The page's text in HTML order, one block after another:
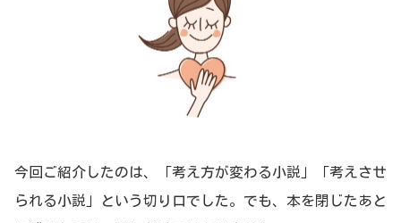
今回ご紹介したのは、「考え方が変わる小説」「考えさせ
られる小説」という切り口でした。でも、本を閉じたあと